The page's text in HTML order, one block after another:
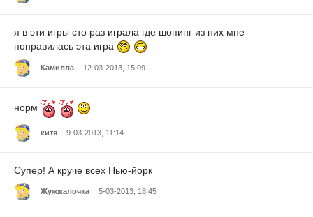
я в эти игры сто раз играла где шопинг из них мне
понравилась эта игра
Камилла 12-03-2013, 15:09
норм
китя 9-03-2013, 11:14
Супер! А круче всех Нью-йорк
Жужжалочка 5-03-2013, 18:45